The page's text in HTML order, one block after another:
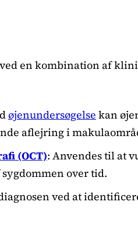
en kombination af
øjenundersøgelse kan
aflejring i
(OCT): Anvendes til at
over tid.
ved at